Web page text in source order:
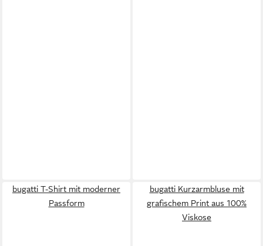
bugatti T-Shirt mit moderner
Passform
bugatti Kurzarmbluse mit
grafischem Print aus 100%
Viskose